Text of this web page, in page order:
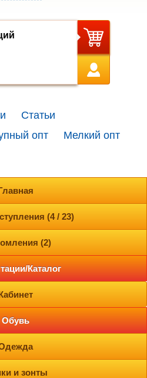
Статьи
опт
Мелкий опт
(4 / 23)
(2)
Каталог
Обувь
и зонты